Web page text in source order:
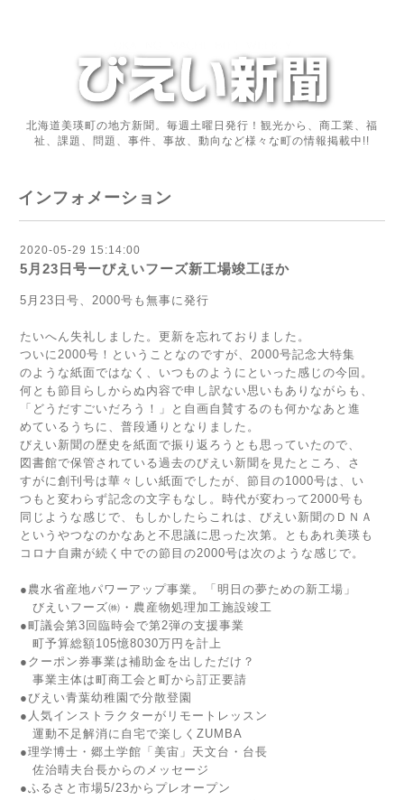
北海道美瑛町の地方新聞。毎週土曜日発行！観光から、商工業、福
祉、課題、問題、事件、事故、動向など様々な町の情報掲載中!!
インフォメーション
2020-05-29 15:14:00
5月23日号ーびえいフーズ新工場竣工ほか
5月23日号、2000号も無事に発行
たいへん失礼しました。更新を忘れておりました。
ついに2000号！ということなのですが、2000号記念大特集
のような紙面ではなく、いつものようにといった感じの今回。
何とも節目らしからぬ内容で申し訳ない思いもありながらも、
「どうだすごいだろう！」と自画自賛するのも何かなあと進
めているうちに、普段通りとなりました。
びえい新聞の歴史を紙面で振り返ろうとも思っていたので、
図書館で保管されている過去のびえい新聞を見たところ、さ
すがに創刊号は華々しい紙面でしたが、節目の1000号は、い
つもと変わらず記念の文字もなし。時代が変わって2000号も
同じような感じで、もしかしたらこれは、びえい新聞のＤＮＡ
というやつなのかなあと不思議に思った次第。ともあれ美瑛も
コロナ自粛が続く中での節目の2000号は次のような感じで。
●農水省産地パワーアップ事業。「明日の夢ための新工場」
びえいフーズ㈱・農産物処理加工施設竣工
●町議会第3回臨時会で第2弾の支援事業
町予算総額105憶8030万円を計上
●クーポン券事業は補助金を出しただけ？
事業主体は町商工会と町から訂正要請
●びえい青葉幼稚園で分散登園
●人気インストラクターがリモートレッスン
運動不足解消に自宅で楽しくZUMBA
●理学博士・郷土学館「美宙」天文台・台長
佐治晴夫台長からのメッセージ
●ふるさと市場5/23からプレオープン